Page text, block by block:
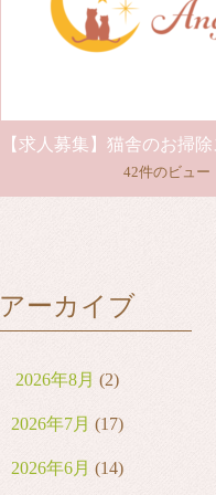
42件のビュー
アーカイブ
2026年8月 (2)
2026年7月 (17)
2026年6月 (14)